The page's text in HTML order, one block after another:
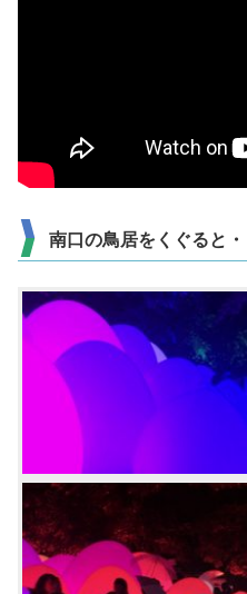
南口の鳥居をくぐると・